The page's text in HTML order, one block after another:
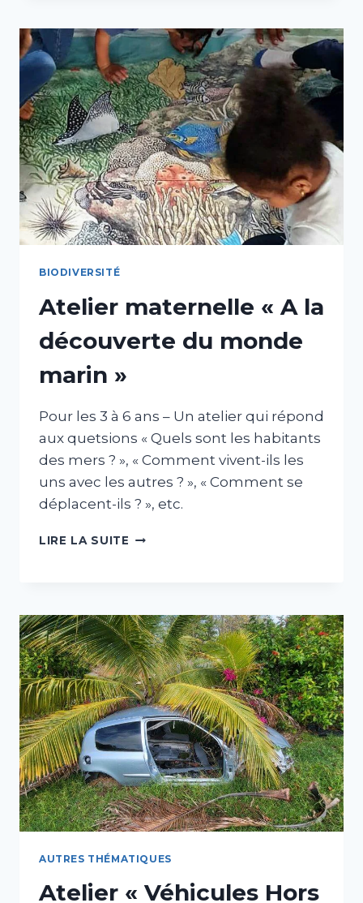
ANTILLES
»
BIODIVERSITÉ
Atelier maternelle « A la
découverte du monde
marin »
Pour les 3 à 6 ans – Un atelier qui répond
aux quetsions « Quels sont les habitants
des mers ? », « Comment vivent-ils les
uns avec les autres ? », « Comment se
déplacent-ils ? », etc.
LIRE LA SUITE ATELIER
DÉCOUVERTE
DU
MONDE
MARIN
»
AUTRES THÉMATIQUES
Atelier « Véhicules Hors